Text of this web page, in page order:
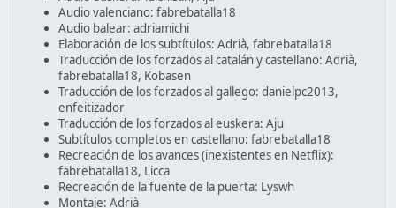
Audio valenciano: fabrebatalla18
Audio balear: adriamichi
Elaboración de los subtítulos: Adrià, fabrebatalla18
Traducción de los forzados al catalán y castellano: Adrià,
fabrebatalla18, Kobasen
Traducción de los forzados al gallego: danielpc2013,
enfeitizador
Traducción de los forzados al euskera: Aju
Subtítulos completos en castellano: fabrebatalla18
Recreación de los avances (inexistentes en Netflix):
fabrebatalla18, Licca
Recreación de la fuente de la puerta: Lyswh
Montaje: Adrià